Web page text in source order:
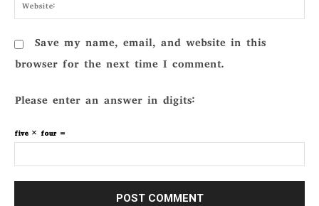
Save my name, email, and website in this
browser for the next time I comment.
Please enter an answer in digits:
five × four =